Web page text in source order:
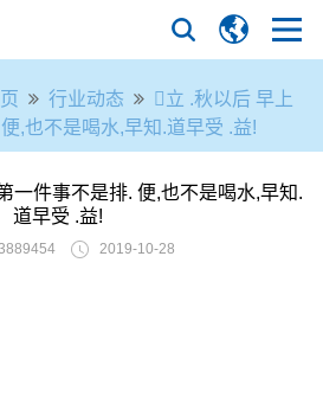
行业动态
立 .秋以后 早上
,也不是喝水,早知.道早受 .益!
一件事不是排. 便,也不是喝水,早知.
道早受 .益!
2019-10-28